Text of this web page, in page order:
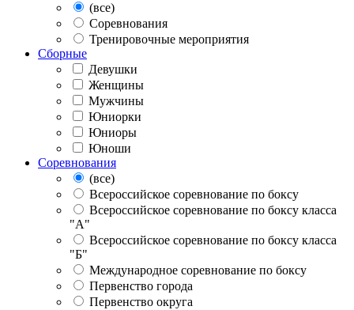
(все)
Соревнования
Тренировочные мероприятия
Сборные
Девушки
Женщины
Мужчины
Юниорки
Юниоры
Юноши
Соревнования
(все)
Всероссийское соревнование по боксу
Всероссийское соревнование по боксу класса
"А"
Всероссийское соревнование по боксу класса
"Б"
Международное соревнование по боксу
Первенство города
Первенство округа